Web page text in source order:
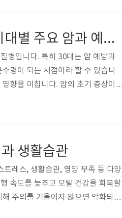
30대 암 검진, 왜 꼭 필요할까? 나이대별 주요 암과 예방을 위한 필수 정보
병입니다. 특히 30대는 암 예방과
령이 되는 시점이라 할 수 있습니
향을 미칩니다. 암의 초기 증상이
이번 글에서는 30대에 주의해야 할
생활습관
트레스, 생활습관, 영양 부족 등 다양
속도를 늦추고 모발 건강을 회복할
주의를 기울이지 않으면 악화되기
고 개선하기 위한 음식과 생활습관